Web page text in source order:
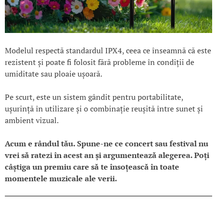
Modelul respectă standardul IPX4, ceea ce înseamnă că este
rezistent și poate fi folosit fără probleme în condiții de
umiditate sau ploaie ușoară.
Pe scurt, este un sistem gândit pentru portabilitate,
ușurință în utilizare și o combinație reușită între sunet și
ambient vizual.
Acum e rândul tău. Spune-ne ce concert sau festival nu
vrei să ratezi în acest an și argumentează alegerea. Poți
câștiga un premiu care să te însoțească în toate
momentele muzicale ale verii.